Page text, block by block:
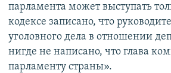
парламента может выступать
кодексе записано, что
уголовного дела в отношении
нигде не написано, что глава
парламенту страны».